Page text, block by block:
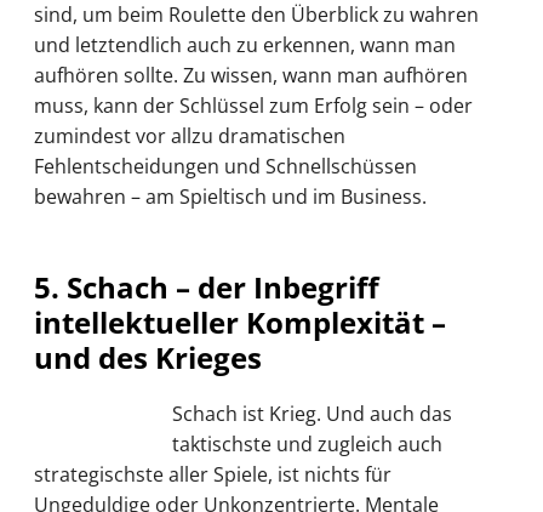
sind, um beim Roulette den Überblick zu wahren
und letztendlich auch zu erkennen, wann man
aufhören sollte. Zu wissen, wann man aufhören
muss, kann der Schlüssel zum Erfolg sein – oder
zumindest vor allzu dramatischen
Fehlentscheidungen und Schnellschüssen
bewahren – am Spieltisch und im Business.
5. Schach – der Inbegriff
intellektueller Komplexität –
und des Krieges
Schach ist Krieg. Und auch das
taktischste und zugleich auch
strategischste aller Spiele, ist nichts für
Ungeduldige oder Unkonzentrierte. Mentale